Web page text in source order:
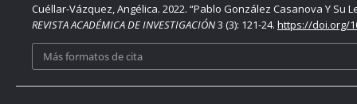
Cuéllar-Vázquez, Angélica. 2022. “Pablo González Casanova Y Su
REVISTA ACADÉMICA DE INVESTIGACIÓN3 (3): 121-24. https://doi.org/
Más formatos de cita